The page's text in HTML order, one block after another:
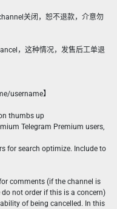
关闭，恕不退款，介意勿
，这种情况，发售后工单退
username】
thumbs up
Telegram Premium users,
for search optimize. Include to
comments (if the channel is
not order if this is a concern)
of being cancelled. In this